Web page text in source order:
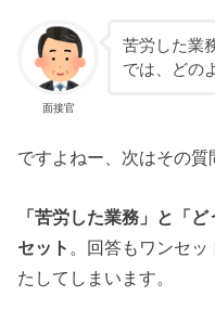
面接官
苦労した業
では、どの
ですよねー、次はその質
「苦労した業務」と「
セット 。回答もワンセ
たしてしまいます。